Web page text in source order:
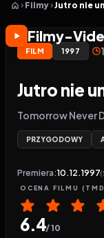
Filmy-
Filmy Jutro nie
FILM 1997
Jutro nie
Tomorrow Never
PRZYGODOWY
Premiera:10.12.1997
OCENA FILMU
6.4/ 10